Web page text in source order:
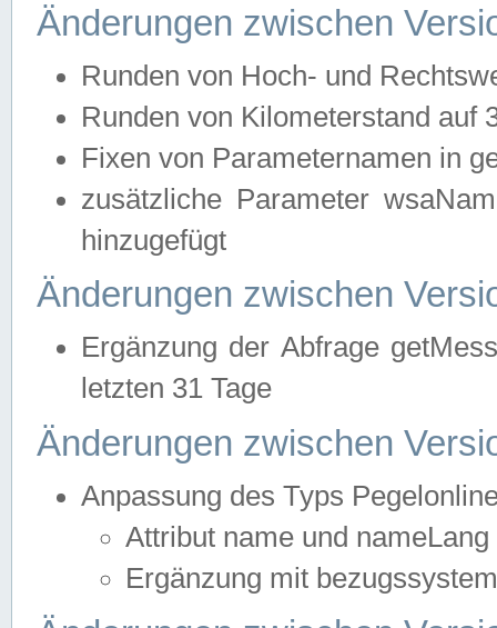
Änderungen zwischen
Runden von Hoch- und
Runden von Kilometerstand auf
Fixen von Parameternamen in
zusätzliche Parameter
hinzugefügt
Änderungen zwischen
Ergänzung der Abfrage
letzten 31 Tage
Änderungen zwischen
Anpassung des Typs
Attribut name und
Ergänzung mit